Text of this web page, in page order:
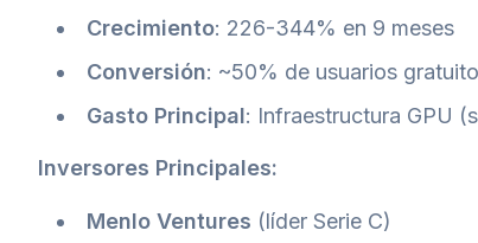
Crecimiento: 226-344% en 9 meses
Conversión: ~50% de usuarios
Gasto Principal: Infraestructura GPU
Inversores Principales:
Menlo Ventures (líder Serie C)